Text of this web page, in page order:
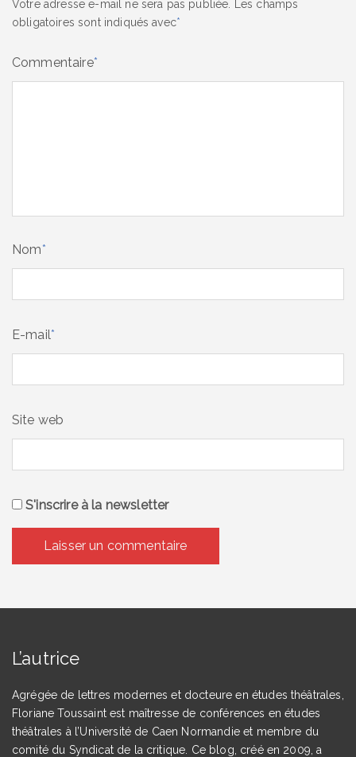
Votre adresse e-mail ne sera pas publiée.
Les champs
obligatoires sont indiqués avec*
Commentaire*
Nom*
E-mail*
Site web
S'inscrire à la newsletter
L’autrice
Agrégée de lettres modernes et docteure en études théâtrales,
Floriane Toussaint est maîtresse de conférences en études
théâtrales à l’Université de Caen Normandie et membre du
comité du Syndicat de la critique. Ce blog, créé en 2009, a